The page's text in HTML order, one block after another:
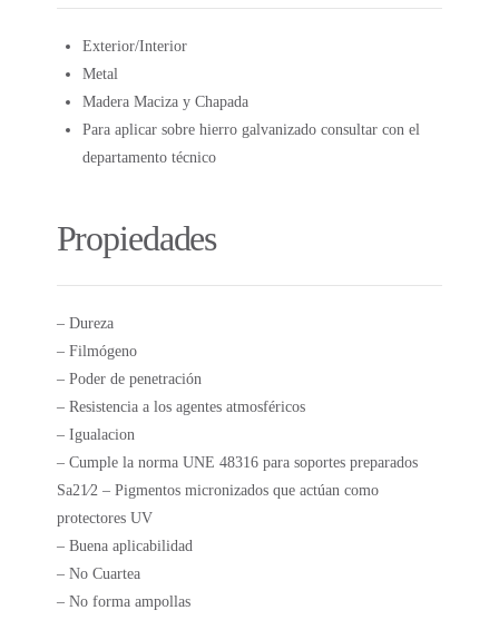
Exterior/Interior
Metal
Madera Maciza y Chapada
Para aplicar sobre hierro galvanizado consultar con el
departamento técnico
Propiedades
– Dureza
– Filmógeno
– Poder de penetración
– Resistencia a los agentes atmosféricos
– Igualacion
– Cumple la norma UNE 48316 para soportes preparados
Sa21⁄2 – Pigmentos micronizados que actúan como
protectores UV
– Buena aplicabilidad
– No Cuartea
– No forma ampollas